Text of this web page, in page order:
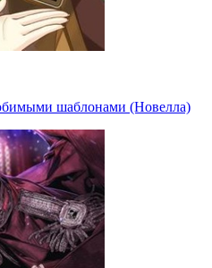
шаблонами (Новелла)